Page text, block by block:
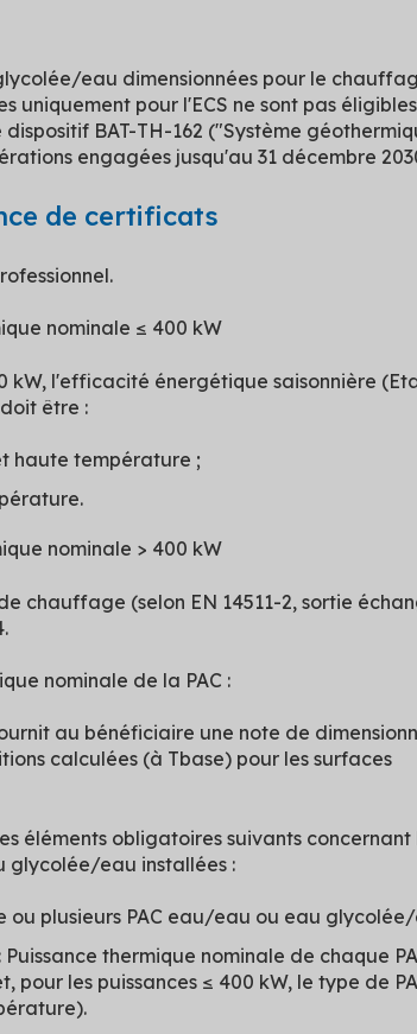
eau dimensionnées pour le
uniquement pour l'ECS ne sont pas
BAT-TH-162 ("Système
engagées jusqu'au 31 décembre
de certificats
nominale ≤ 400 kW
kW, l'efficacité énergétique saisonnière
être :
haute température ;
nominale > 400 kW
chauffage (selon EN 14511-2, sortie
nominale de la PAC :
au bénéficiaire une note de
calculées (à Tbase) pour les surfaces
éléments obligatoires suivants concernant
glycolée/eau installées :
plusieurs PAC eau/eau ou eau
Puissance thermique nominale de chaque
les puissances ≤ 400 kW, le type de